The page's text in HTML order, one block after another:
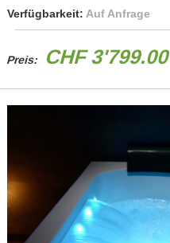
Verfügbarkeit: Auf Anfrage
Preis: CHF 3'799.00